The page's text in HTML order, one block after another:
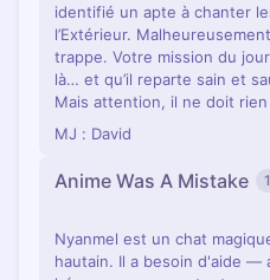
identifié un apte à chanter
l’Extérieur.
trappe. Votre mission du
là… et qu’il reparte sain et
Mais attention, il ne doit
MJ : David
Anime Was A Mistake
Nyanmel est un chat
hautain. Il a besoin d'aide —